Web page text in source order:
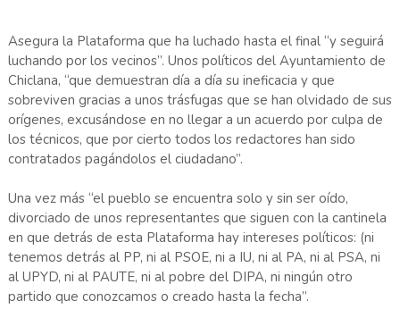
Asegura la Plataforma que ha luchado hasta el final “y seguirá
luchando por los vecinos”. Unos políticos del Ayuntamiento de
Chiclana, “que demuestran día a día su ineficacia y que
sobreviven gracias a unos trásfugas que se han olvidado de sus
orígenes, excusándose en no llegar a un acuerdo por culpa de
los técnicos, que por cierto todos los redactores han sido
contratados pagándolos el ciudadano”.
Una vez más “el pueblo se encuentra solo y sin ser oído,
divorciado de unos representantes que siguen con la cantinela
en que detrás de esta Plataforma hay intereses políticos: (ni
tenemos detrás al PP, ni al PSOE, ni a IU, ni al PA, ni al PSA, ni
al UPYD, ni al PAUTE, ni al pobre del DIPA, ni ningún otro
partido que conozcamos o creado hasta la fecha”.